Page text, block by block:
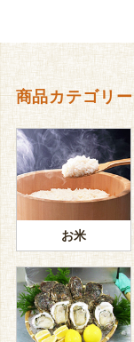
商品カテゴリー
お米